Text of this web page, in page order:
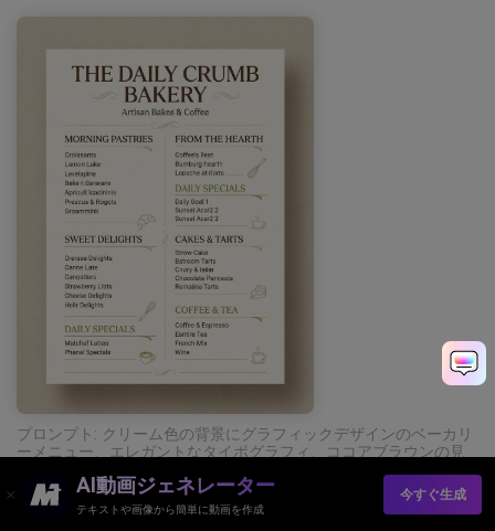
プロンプト: クリーム色の背景にグラフィックデザインのベーカリ
ーメニュー、エレガントなタイポグラフィ、ココアブラウンの見
ント、最小限のイラスト要素、テーブルシーンなし、手なし --ar
3:4
AI動画ジェネレーター
テキストや画像から簡単に動画を作成
今すぐ生成